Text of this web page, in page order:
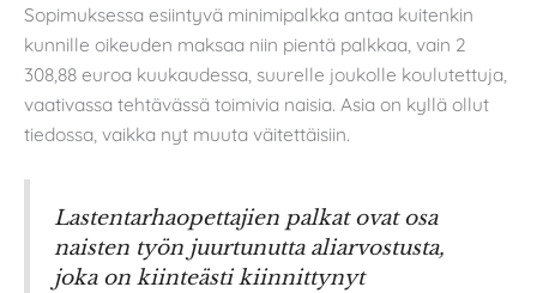
Sopimuksessa esiintyvä minimipalkka antaa kuitenkin
kunnille oikeuden maksaa niin pientä palkkaa, vain 2
308,88 euroa kuukaudessa, suurelle joukolle koulutettuja,
vaativassa tehtävässä toimivia naisia. Asia on kyllä ollut
tiedossa, vaikka nyt muuta väitettäisiin.
Lastentarhaopettajien palkat ovat osa
naisten työn juurtunutta aliarvostusta,
joka on kiinteästi kiinnittynyt